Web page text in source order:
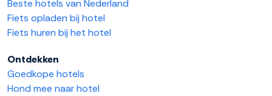
Beste hotels van Nederland
Fiets opladen bij hotel
Fiets huren bij het hotel
Ontdekken
Goedkope hotels
Hond mee naar hotel